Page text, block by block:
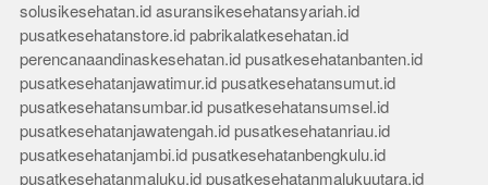
solusikesehatan.id asuransikesehatansyariah.id
pusatkesehatanstore.id pabrikalatkesehatan.id
perencanaandinaskesehatan.id pusatkesehatanbanten.id
pusatkesehatanjawatimur.id pusatkesehatansumut.id
pusatkesehatansumbar.id pusatkesehatansumsel.id
pusatkesehatanjawatengah.id pusatkesehatanriau.id
pusatkesehatanjambi.id pusatkesehatanbengkulu.id
pusatkesehatanmaluku.id pusatkesehatanmalukuutara.id